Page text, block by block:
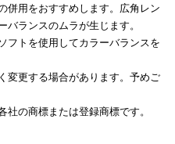
併用をおすすめします。広角レン
バランスのムラが生じます。
フトを使用してカラーバランスを
変更する場合があります。予めご
の商標または登録商標です。